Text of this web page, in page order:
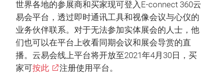
世界各地的参展商和买家现可登入E-connect 360云
易会平台，透过即时通讯工具和视像会议与心仪的
业务伙伴联系。对于无法参加实体展会的人士，他
们也可以在平台上收看同期会议和展会导赏的直
播。云易会线上平台将开放至2021年4月30日，买
家可按此 注册使用平台。